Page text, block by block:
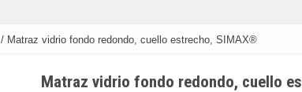
/ Matraz vidrio fondo redondo, cuello estrecho, SIMAX®
Matraz vidrio fondo redondo, cuello